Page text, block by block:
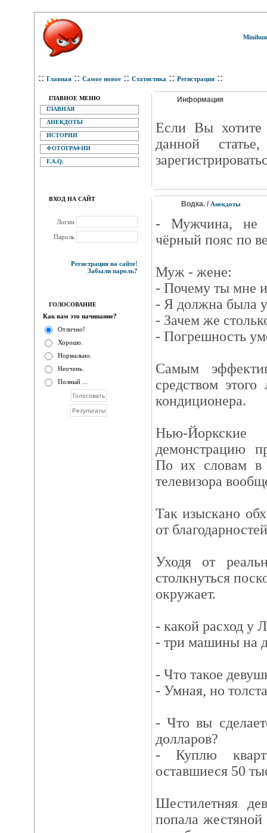
:: Главная :: Самое новое :: Статистика :: Регистрация ::
ГЛАВНОЕ МЕНЮ
ГЛАВНАЯ
АНЕКДОТЫ
ИСТОРИИ
ФОТОГРАФИИ
F.A.Q.
ВХОД НА САЙТ
Логин
Пароль
Регистрация на сайте!
Забыли пароль?
ГОЛОСОВАНИЕ
Как вам это начинание?
Отлично!
Хорошо.
Нормально.
Неочень.
Полный ...
Информация
Eсли Вы хотите
данной
Водка. / Анекдоты
- Мужчина, не
чёрный пояс по
Муж - жене:
- Почему ты мне
- Я должна была
- Зачем же
- Погрешность
Самым
средством этого
кондиционера.
Нью-
демонстрацию
По их словам в
телевизора
Так изыскано
от
Уходя от
столкнуться
окружает.
- какой расход у
- три машины на
- Что такое
- Умная, но
- Что вы
долларов?
- Куплю
оставшиеся 50
Шестилетняя
попала жестяной